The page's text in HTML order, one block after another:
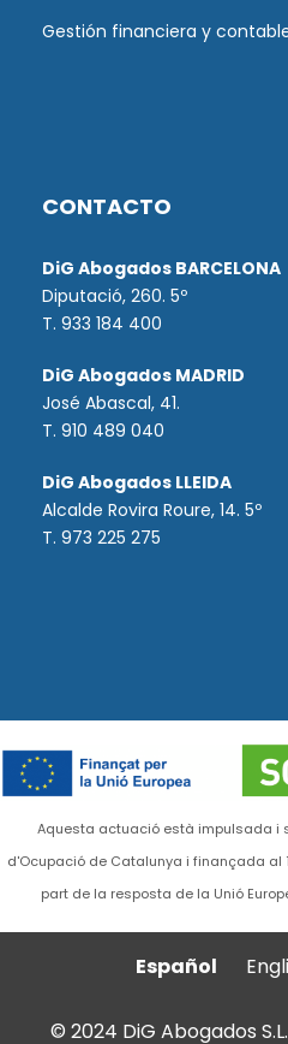
Gestión financiera y
CONTACTO
DiG Abogados BARCELONA
Diputació, 260. 5º
T. 933 184 400
DiG Abogados MADRID
José Abascal, 41.
T. 910 489 040
DiG Abogados LLEIDA
Alcalde Rovira Roure, 14. 5º
T. 973 225 275
Aquesta actuació està impulsada i
d'Ocupació de Catalunya i finançada al
part de la resposta de la Unió
Español
© 2024 DiG Abogados